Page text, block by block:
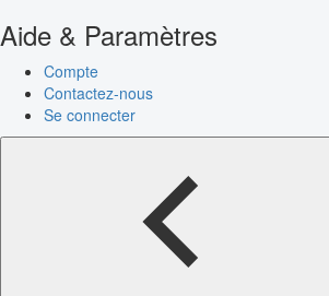
Aide & Paramètres
Compte
Contactez-nous
Se connecter